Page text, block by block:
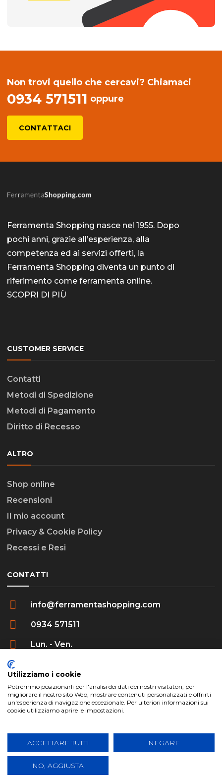
Non trovi quello che cercavi? Chiamaci
0934 571511 oppure
CONTATTACI
Ferramenta Shopping nasce nel 1955. Dopo
pochi anni, grazie all’esperienza, alla
competenza ed ai servizi offerti, la
Ferramenta Shopping diventa un punto di
riferimento come ferramenta online.
SCOPRI DI PIÙ
CUSTOMER SERVICE
Contatti
Metodi di Spedizione
Metodi di Pagamento
Diritto di Recesso
ALTRO
Shop online
Recensioni
Il mio account
Privacy & Cookie Policy
Recessi e Resi
CONTATTI
info@ferramentashopping.com
0934 571511
Lun. - Ven.
Creative Agency | All Rights Reserved.
Utilizziamo i cookie
Potremmo posizionarli per l'analisi dei dati dei nostri visitatori, per
migliorare il nostro sito Web, mostrare contenuti personalizzati e offrirti
un'esperienza di navigazione eccezionale. Per ulteriori informazioni sui
cookie utilizziamo aprire le impostazioni.
ACCETTARE TUTTI NEGARE
NO, AGGIUSTA